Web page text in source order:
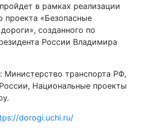
в рамках реализации
проекта «Безопасные
созданного по
России Владимира
Министерство транспорта РФ,
Национальные проекты
dorogi.uchi.ru/